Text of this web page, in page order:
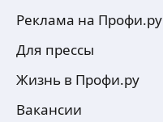
Реклама на Профи.ру
Для прессы
Жизнь в Профи.ру
Вакансии